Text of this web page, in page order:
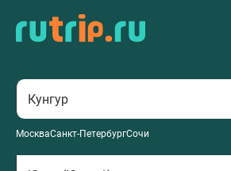
МоскваСанкт-ПетербургСочи